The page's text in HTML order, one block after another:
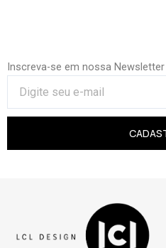
Inscreva-se em nossa Newsletter